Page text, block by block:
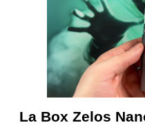
La Box Zelos